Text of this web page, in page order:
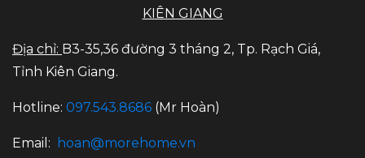
KIÊN GIANG
Địa chỉ: B3-35,36 đường 3 tháng 2, Tp. Rạch Giá,
Tỉnh Kiên Giang.
Hotline: 097.543.8686 (Mr Hoàn)
Email: hoan@morehome.vn